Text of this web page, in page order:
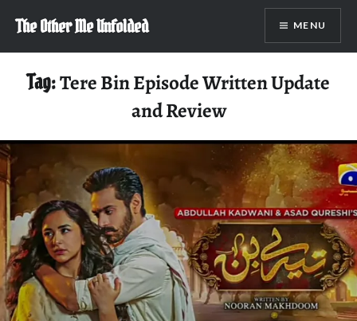
content
The Other Me Unfolded MENU
Tag:Tere Bin Episode Written Update
and Review